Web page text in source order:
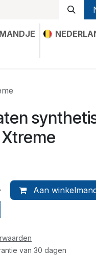
Aan
van 30 dagen